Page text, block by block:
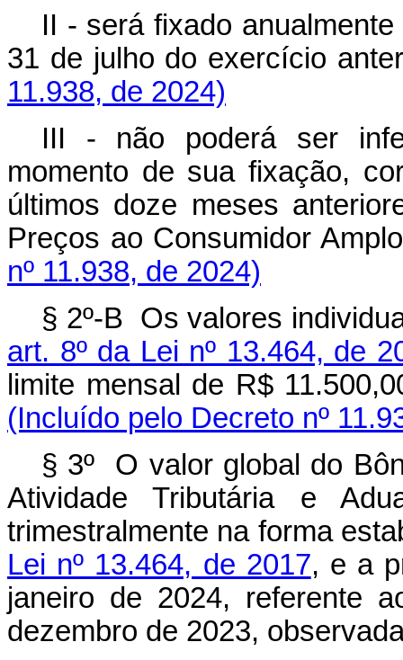
II - será fixado
31 de julho do exercício
11.938, de 2024)
III - não poderá ser
momento de sua fixação,
últimos doze meses
Preços ao Consumidor
nº 11.938, de 2024)
§ 2º-B Os valores
art. 8º da Lei nº 13.464, de
limite mensal de R$
(Incluído pelo Decreto nº
§ 3º O valor global do
Atividade Tributária e
trimestralmente na forma
Lei nº 13.464, de 2017, e a
janeiro de 2024, referente
dezembro de 2023,